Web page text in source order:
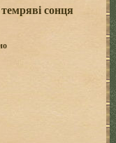
сонця